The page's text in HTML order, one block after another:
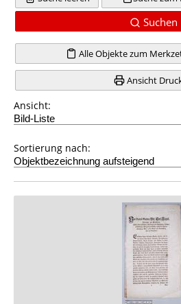
Suchen
Alle Objekte zum
Ansicht
Ansicht:
Sortierung nach: